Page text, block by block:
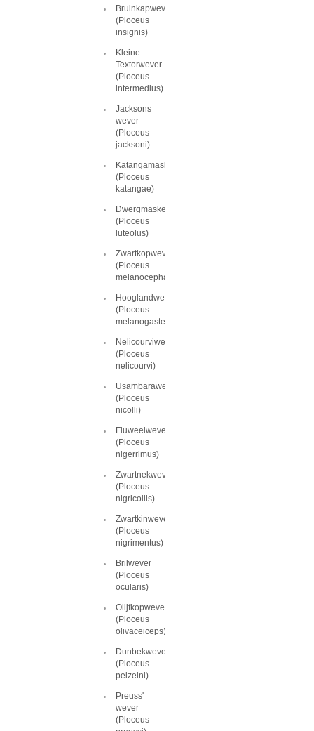
Bruinkapwever
(Ploceus
insignis)
Kleine
Textorwever
(Ploceus
intermedius)
Jacksons
wever
(Ploceus
jacksoni)
Katangamaskerwever
(Ploceus
katangae)
Dwergmaskerwever
(Ploceus
luteolus)
Zwartkopwever
(Ploceus
melanocephalus)
Hooglandwever
(Ploceus
melanogaster)
Nelicourviwever
(Ploceus
nelicourvi)
Usambarawever
(Ploceus
nicolli)
Fluweelwever
(Ploceus
nigerrimus)
Zwartnekwever
(Ploceus
nigricollis)
Zwartkinwever
(Ploceus
nigrimentus)
Brilwever
(Ploceus
ocularis)
Olijfkopwever
(Ploceus
olivaceiceps)
Dunbekwever
(Ploceus
pelzelni)
Preuss'
wever
(Ploceus